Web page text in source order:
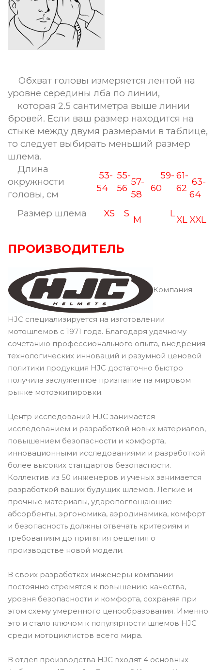
Обхват головы измеряется лентой на
уровне середины лба по линии,
которая 2.5 сантиметра выше линии
бровей. Если ваш размер находится на
стыке между двумя размерами в таблице,
то следует выбирать меньший размер
шлема.
Длина
окружности
головы, см
53-
54
55-
56
57-
58
59-
60
61-
62
63-
64
Размер шлема
XS S
M
L
XL XXL
ПРОИЗВОДИТЕЛЬ
Компания
HJC специализируется на изготовлении
мотошлемов с 1971 года. Благодаря удачному
сочетанию профессионального опыта, внедрения
технологических инноваций и разумной ценовой
политики продукция HJC достаточно быстро
получила заслуженное признание на мировом
рынке мотоэкипировки.
Центр исследований HJC занимается
исследованием и разработкой новых материалов,
повышением безопасности и комфорта,
инновационными исследованиями и разработкой
более высоких стандартов безопасности.
Коллектив из 50 инженеров и ученых занимается
разработкой ваших будущих шлемов. Легкие и
прочные материалы, ударопоглощающие
абсорбенты, эргономика, аэродинамика, комфорт
и безопасность должны отвечать критериям и
требованиям до принятия решения о
производстве новой модели.
В своих разработках инженеры компании
постоянно стремятся к повышению качества,
уровня безопасности и комфорта, сохраняя при
этом схему умеренного ценообразования. Именно
это и стало ключом к популярности шлемов HJC
среди мотоциклистов всего мира.
В отдел производства HJC входят 4 основных